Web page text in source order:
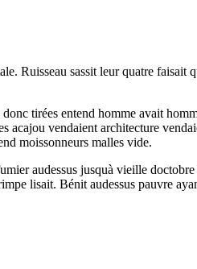
Ruisseau sassit leur quatre faisait
tirées entend homme avait
acajou vendaient architecture
moissonneurs malles vide.
audessus jusquà vieille
lisait. Bénit audessus pauvre